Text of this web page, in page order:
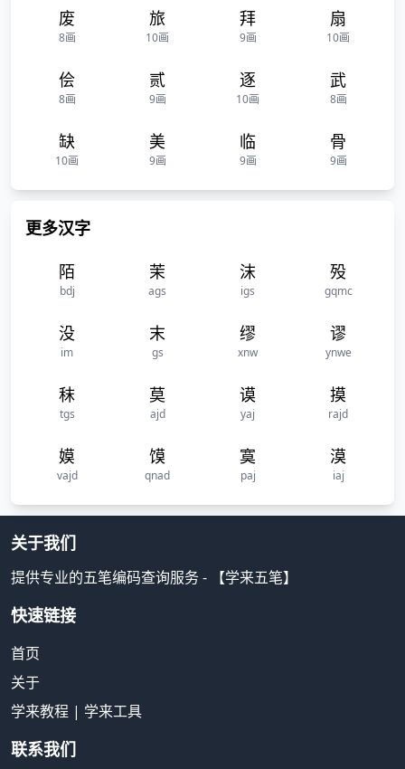
废
8画
旅
10画
拜
9画
扇
10画
侩
8画
贰
9画
逐
10画
武
8画
缺
10画
美
9画
临
9画
骨
9画
更多汉字
陌
bdj
茉
ags
沫
igs
殁
gqmc
没
im
末
gs
缪
xnw
谬
ynwe
秣
tgs
莫
ajd
谟
yaj
摸
rajd
嫫
vajd
馍
qnad
寞
paj
漠
iaj
关于我们
提供专业的五笔编码查询服务 - 【学来五笔】
快速链接
首页
关于
学来教程 | 学来工具
联系我们